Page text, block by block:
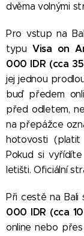
dvěma volnými
Pro vstup na
typu Visa on
000 IDR (cca 35
jej jednou
buď předem
před odletem,
na přepážce
hotovosti (platit
Pokud si
letišti. Oficiální
Při cestě na Bali
000 IDR (cca 10
online nebo přes